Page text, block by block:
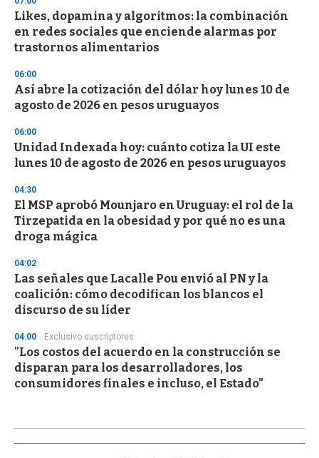
s
Likes, dopamina y algoritmos: la combinación
en redes sociales que enciende alarmas por
trastornos alimentarios
06:00
Así abre la cotización del dólar hoy lunes 10 de
agosto de 2026 en pesos uruguayos
06:00
Unidad Indexada hoy: cuánto cotiza la UI este
lunes 10 de agosto de 2026 en pesos uruguayos
04:30
El MSP aprobó Mounjaro en Uruguay: el rol de la
Tirzepatida en la obesidad y por qué no es una
droga mágica
04:02
Las señales que Lacalle Pou envió al PN y la
coalición: cómo decodifican los blancos el
discurso de su líder
04:00 Exclusivo suscriptores
"Los costos del acuerdo en la construcción se
disparan para los desarrolladores, los
consumidores finales e incluso, el Estado"